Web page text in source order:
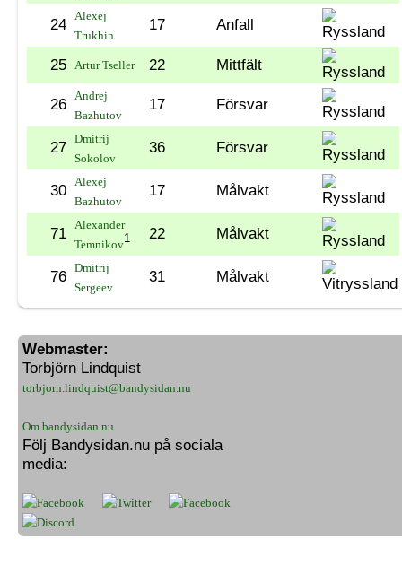
24
Alexej
Trukhin
17 Anfall
25 Artur Tseller 22 Mittfält
26
Andrej
Bazhutov
17 Försvar
27
Dmitrij
Sokolov
36 Försvar
30
Alexej
Bazhutov
17 Målvakt
71
Alexander
Temnikov1 22 Målvakt
76
Dmitrij
Sergeev
31 Målvakt
Webmaster:
Torbjörn Lindquist
torbjorn.lindquist@bandysidan.nu
Om bandysidan.nu
Följ Bandysidan.nu på sociala
media: